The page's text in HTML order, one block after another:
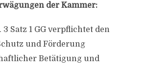
der Kammer:
3 Satz 1 GG verpflichtet den
und Förderung
Betätigung und